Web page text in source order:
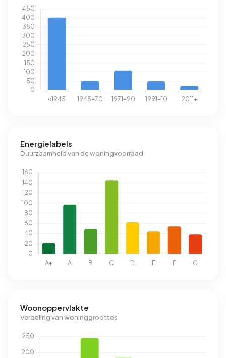
Energielabels
Duurzaamheid van de woningvoorraad
Woonoppervlakte
Verdeling van woninggroottes